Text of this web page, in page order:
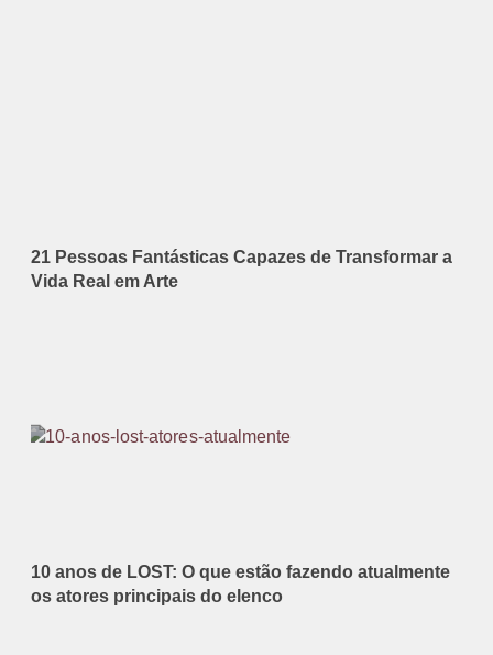
21 Pessoas Fantásticas Capazes de Transformar a
Vida Real em Arte
10 anos de LOST: O que estão fazendo atualmente
os atores principais do elenco